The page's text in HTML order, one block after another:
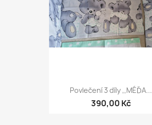
Povlečení 3 díly ,,MÉĎA...
390,00 Kč